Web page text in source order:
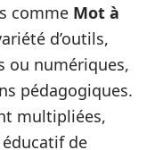
comme Mot à
d’outils,
ou numériques,
pédagogiques.
multipliées,
de